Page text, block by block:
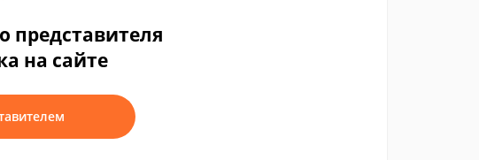
представителя
на сайте